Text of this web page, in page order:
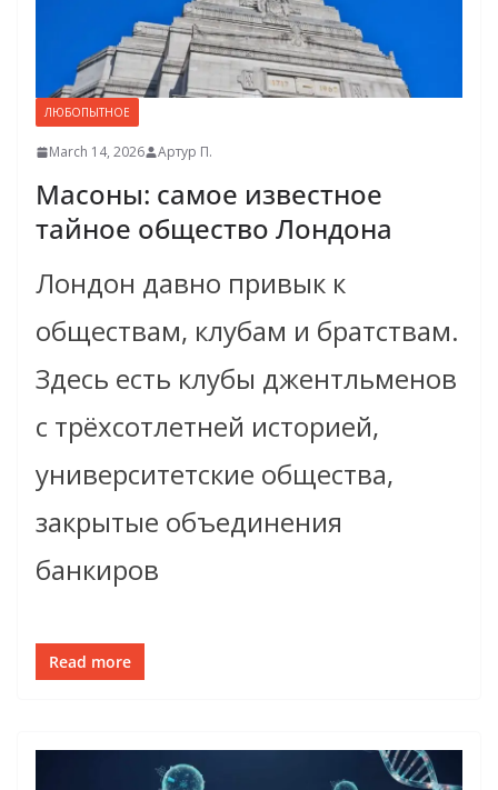
ЛЮБОПЫТНОЕ
March 14, 2026 Артур П.
Масоны: самое известное
тайное общество Лондона
Лондон давно привык к
обществам, клубам и братствам.
Здесь есть клубы джентльменов
с трёхсотлетней историей,
университетские общества,
закрытые объединения
банкиров
Read more